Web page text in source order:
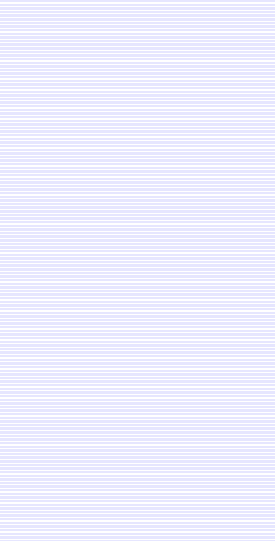
商品
仕様